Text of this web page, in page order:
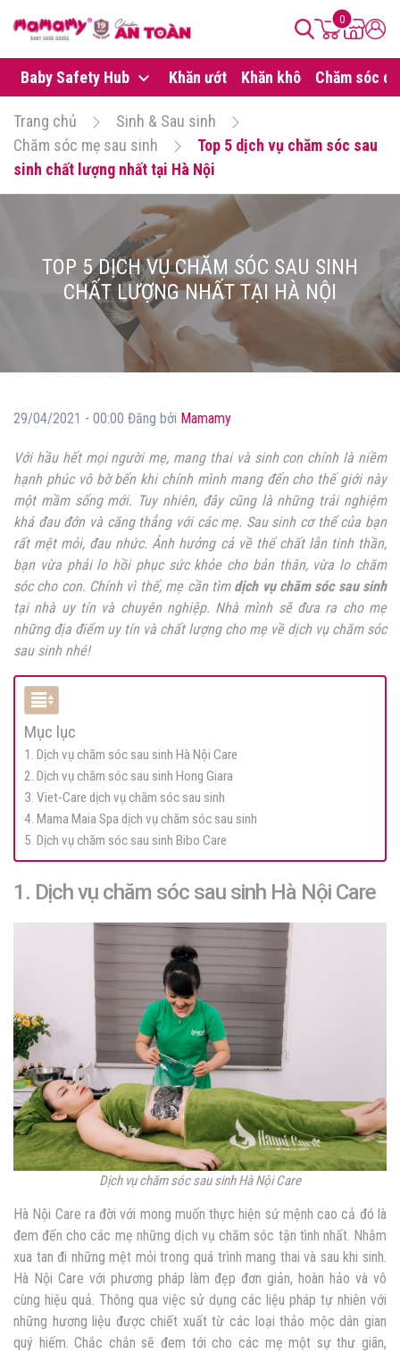
0
Baby Safety Hub Khăn ướt Khăn khô Chăm sóc da
Trang chủ
Sinh & Sau sinh
Chăm sóc mẹ sau sinh
Top 5 dịch vụ chăm sóc sau
sinh chất lượng nhất tại Hà Nội
TOP 5 DỊCH VỤ CHĂM SÓC SAU SINH
CHẤT LƯỢNG NHẤT TẠI HÀ NỘI
29/04/2021 - 00:00 Đăng bởi Mamamy
Với hầu hết mọi người mẹ, mang thai và sinh con chính là niềm
hạnh phúc vô bờ bến khi chính mình mang đến cho thế giới này
một mầm sống mới. Tuy nhiên, đây cũng là những trải nghiệm
khá đau đớn và căng thẳng với các mẹ. Sau sinh cơ thể của bạn
rất mệt mỏi, đau nhức. Ảnh hưởng cả về thể chất lẫn tinh thần,
bạn vừa phải lo hồi phục sức khỏe cho bản thân, vừa lo chăm
sóc cho con. Chính vì thế, mẹ cần tìmdịch vụ chăm sóc sau sinh
tại nhà uy tín và chuyên nghiệp. Nhà mình sẽ đưa ra cho mẹ
những địa điểm uy tín và chất lượng cho mẹ về dịch vụ chăm sóc
sau sinh nhé!
Mục lục
1. Dịch vụ chăm sóc sau sinh Hà Nội Care
2. Dịch vụ chăm sóc sau sinh Hong Giara
3. Viet-Care dịch vụ chăm sóc sau sinh
4. Mama Maia Spa dịch vụ chăm sóc sau sinh
5. Dịch vụ chăm sóc sau sinh Bibo Care
1. Dịch vụ chăm sóc sau sinh Hà Nội Care
Dịch vụ chăm sóc sau sinh Hà Nội Care
Hà Nội Care ra đời với mong muốn thực hiện sứ mệnh cao cả đó là
đem đến cho các mẹ những dịch vụ chăm sóc tận tình nhất. Nhằm
xua tan đi những mệt mỏi trong quá trình mang thai và sau khi sinh.
Hà Nội Care với phương pháp làm đẹp đơn giản, hoàn hảo và vô
cùng hiệu quả. Thông qua việc sử dụng các liệu pháp tự nhiên với
những hương liệu được chiết xuất từ các loại thảo mộc dân gian
quý hiếm. Chắc chắn sẽ đem tới cho các mẹ một sự thư giãn,